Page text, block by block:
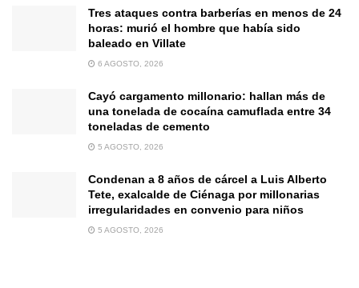
Tres ataques contra barberías en menos de 24
horas: murió el hombre que había sido
baleado en Villate
6 AGOSTO, 2026
Cayó cargamento millonario: hallan más de
una tonelada de cocaína camuflada entre 34
toneladas de cemento
5 AGOSTO, 2026
Condenan a 8 años de cárcel a Luis Alberto
Tete, exalcalde de Ciénaga por millonarias
irregularidades en convenio para niños
5 AGOSTO, 2026